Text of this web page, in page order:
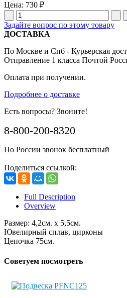
Цена: 730 ₽
Задайте вопрос по этому товару
ДОСТАВКА
По Москве и Спб - Курьерская
Отправление 1 класса Почтой
Оплата при получении.
Подробнее о доставке
Есть вопросы? Звоните!
8-800-200-8320
По России звонок бесплатный
Поделиться ссылкой:
Full Description
Overview
Размер: 4,2см. x 5,5см.
Ювелирный сплав, цирконы
Цепочка 75см.
Советуем посмотреть